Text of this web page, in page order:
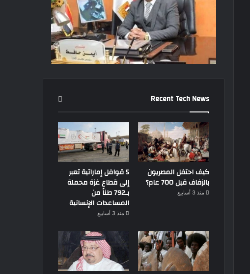
Recent Tech News
كيف احتفل المصريون
بالزفاف قبل 700 عام؟
منذ 3 أسابيع
5 قوافل إماراتية تعبر
إلى قطاع غزة محملة
بـ792 طناً من
المساعدات الإنسانية
منذ 3 أسابيع